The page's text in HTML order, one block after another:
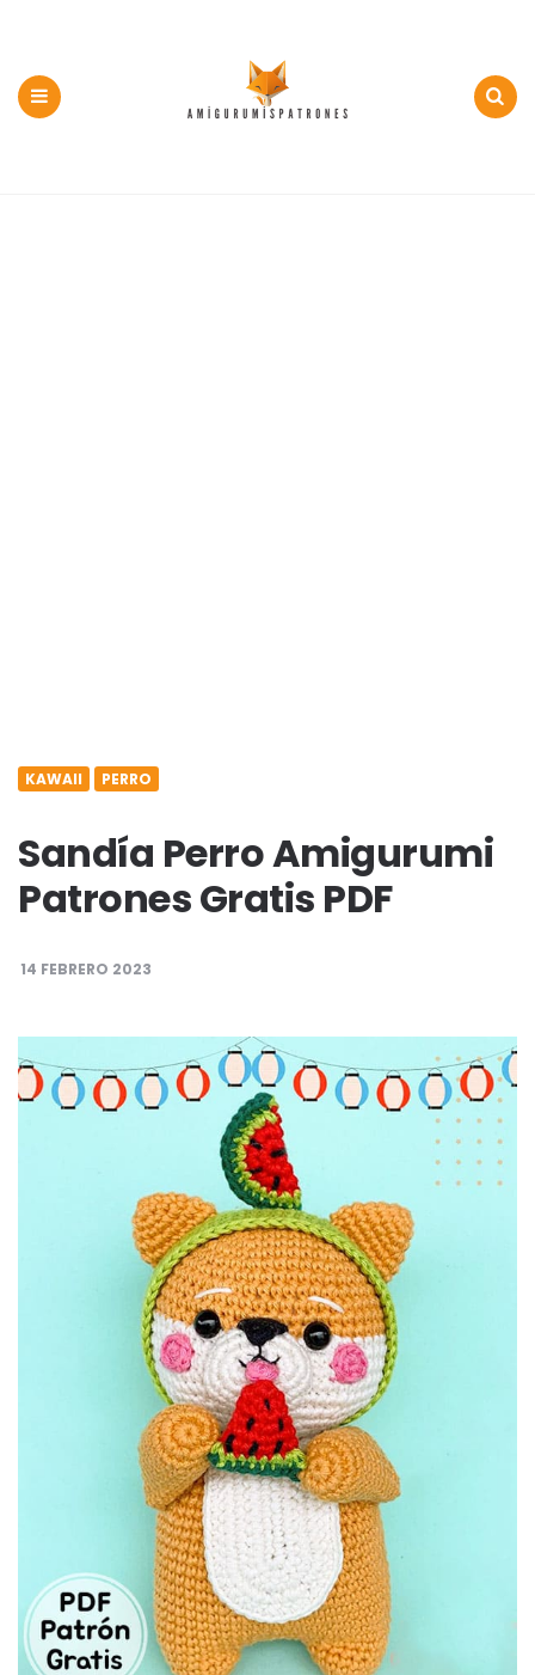
KAWAII PERRO
Sandía Perro Amigurumi
Patrones Gratis PDF
14 FEBRERO 2023